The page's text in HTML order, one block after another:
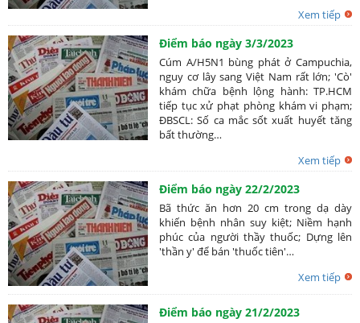
Xem tiếp
Điểm báo ngày 3/3/2023
Cúm A/H5N1 bùng phát ở Campuchia,
nguy cơ lây sang Việt Nam rất lớn; 'Cò'
khám chữa bệnh lộng hành: TP.HCM
tiếp tục xử phạt phòng khám vi phạm;
ĐBSCL: Số ca mắc sốt xuất huyết tăng
bất thường…
Xem tiếp
Điểm báo ngày 22/2/2023
Bã thức ăn hơn 20 cm trong dạ dày
khiến bệnh nhân suy kiệt; Niềm hạnh
phúc của người thầy thuốc; Dựng lên
'thần y' để bán 'thuốc tiên'…
Xem tiếp
Điểm báo ngày 21/2/2023